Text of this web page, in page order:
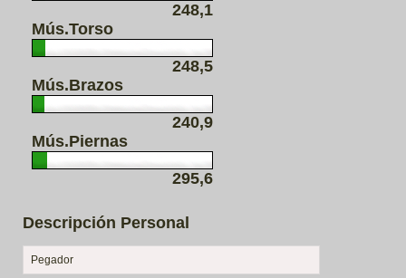
248,1
Mús.Torso
248,5
Mús.Brazos
240,9
Mús.Piernas
295,6
Descripción Personal
Pegador